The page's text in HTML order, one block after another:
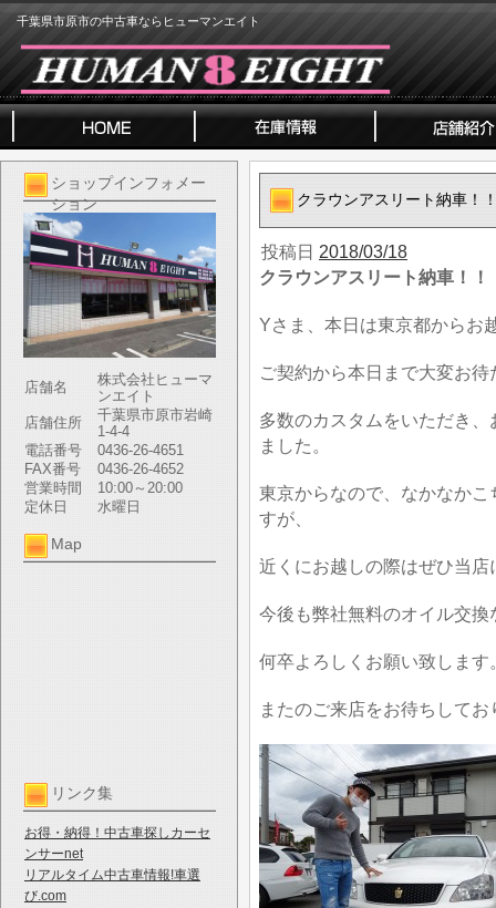
千葉県市原市の中古車ならヒューマンエイト
ショップインフォメー
ション
店舗名
株式会社ヒューマ
ンエイト
店舗住所
千葉県市原市岩崎
1-4-4
電話番号
0436-26-4651
FAX番号
0436-26-4652
営業時間
10:00～20:00
定休日
水曜日
Map
リンク集
お得・納得！中古車探しカーセ
ンサーnet
リアルタイム中古車情報!車選
び.com
クラウンアスリート納車！
投稿日 2018/03/18
クラウンアスリート納車！！
Yさま、本日は東京都からお
ご契約から本日まで大変お
多数のカスタムをいただき
ました。
東京からなので、なかなか
すが、
近くにお越しの際はぜひ当
今後も弊社無料のオイル交
何卒よろしくお願い致します
またのご来店をお待ちしてお